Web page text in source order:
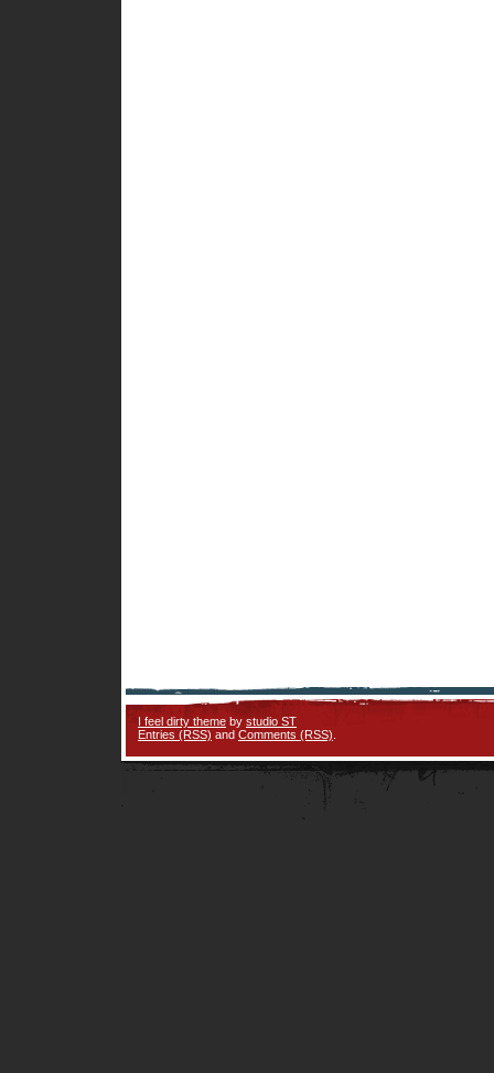
I feel dirty theme by studio ST
Entries (RSS) and Comments (RSS)